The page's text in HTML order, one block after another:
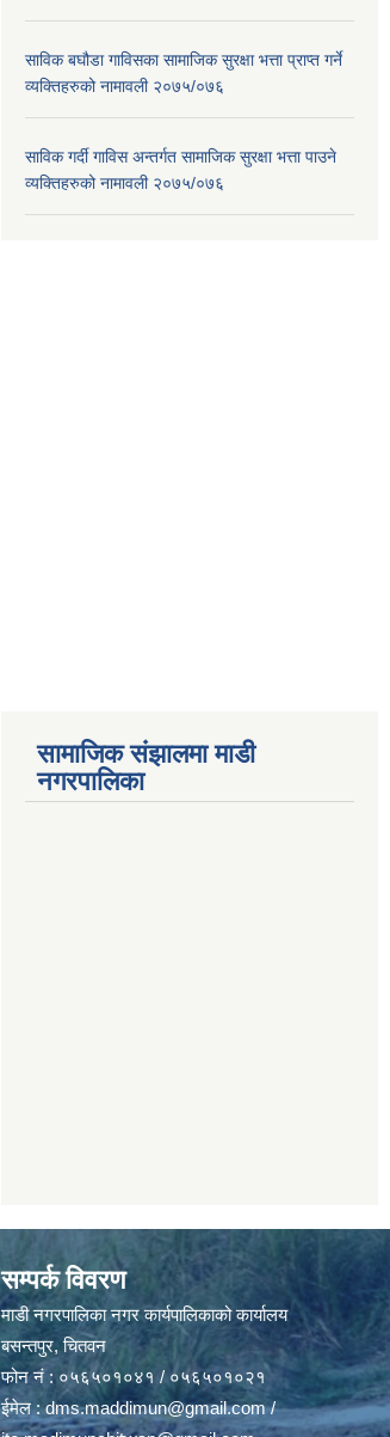
साविक बघौडा गाविसका सामाजिक सुरक्षा भत्ता प्राप्त गर्ने
व्यक्तिहरुको नामावली २०७५/०७६
साविक गर्दी गाविस अन्तर्गत सामाजिक सुरक्षा भत्ता पाउने
व्यक्तिहरुको नामावली २०७५/०७६
सामाजिक संझालमा माडी
नगरपालिका
सम्पर्क विवरण
माडी नगरपालिका नगर कार्यपालिकाको कार्यालय
बसन्तपुर, चितवन
फोन नं : ०५६५०१०४१ / ०५६५०१०२१
ईमेल :dms.maddimun@gmail.com/